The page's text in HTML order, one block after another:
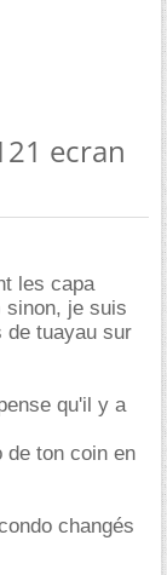
ecran
les capa
sinon, je suis
de tuayau sur
qu'il y a
de ton coin en
changés